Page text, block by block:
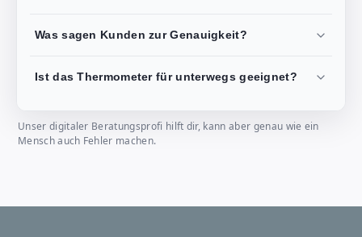
Was sagen Kunden zur Genauigkeit?
Ist das Thermometer für unterwegs geeignet?
Unser digitaler Beratungsprofi hilft dir, kann aber genau wie ein
Mensch auch Fehler machen.